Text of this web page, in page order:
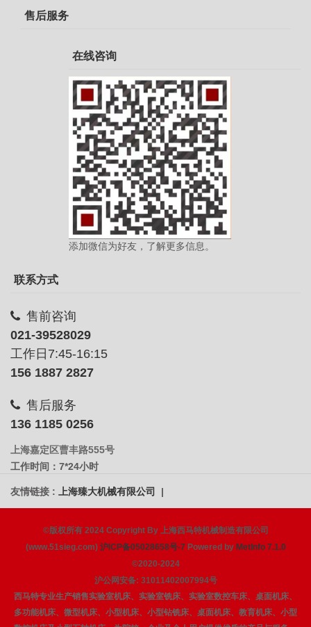
售后服务
在线咨询
添加微信为好友，了解更多信息。
联系方式
售前咨询
021-39528029
工作日7:45-16:15
156 1887 2827
售后服务
136 1185 0256
上海嘉定区曹丰路555号
工作时间：7*24小时
友情链接 : 上海臻大机械有限公司 |
©版权所有 2024 Copyright By 上海西马特机械制造有限公司
(www.51sieg.com) 沪ICP备05028658号-7 Powered by MetInfo 7.1.0
©2020-2024
沪公网安备: 31011402007994号
西马特专业生产销售实验室机床、实验室铣床、实验室数控车床、桌面机床、
多功能机床、微型机床、小型机床、小型钻铣床、桌面机床、教育机床、小型